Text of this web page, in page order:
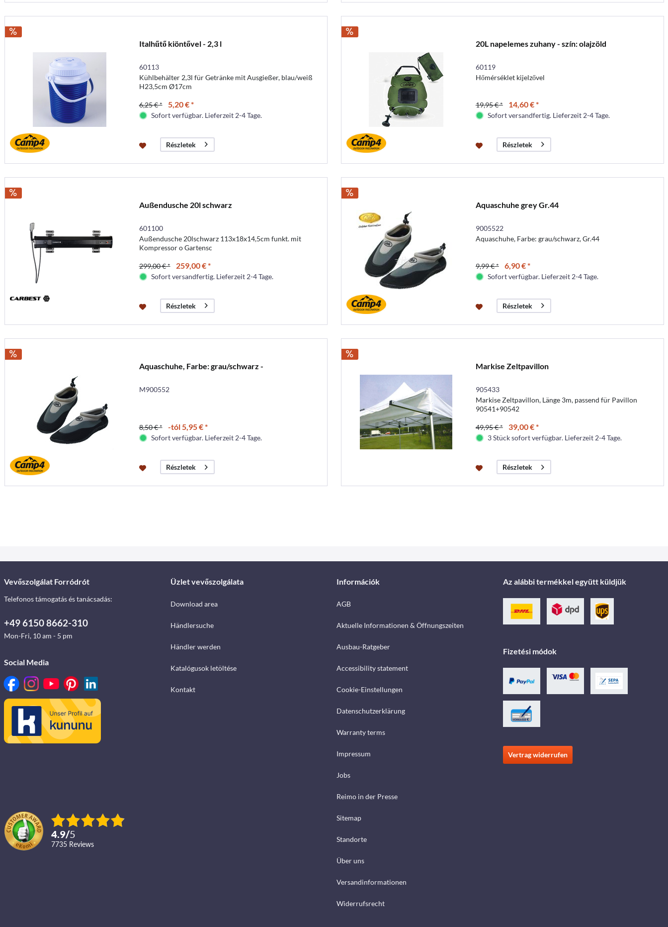
Italhűtő kiöntővel - 2,3 l
60113
Kühlbehälter 2,3l für Getränke mit Ausgießer, blau/weiß
H23,5cm Ø17cm
6,25 € * 5,20 € *
Sofort verfügbar. Lieferzeit 2-4 Tage.
Részletek
20L napelemes zuhany - szín: olajzöld
60119
Hőmérséklet kijelzővel
19,95 € * 14,60 € *
Sofort versandfertig. Lieferzeit 2-4 Tage.
Részletek
Außendusche 20l schwarz
601100
Außendusche 20lschwarz 113x18x14,5cm funkt. mit
Kompressor o Gartensc
299,00 € * 259,00 € *
Sofort versandfertig. Lieferzeit 2-4 Tage.
Részletek
Aquaschuhe grey Gr.44
9005522
Aquaschuhe, Farbe: grau/schwarz, Gr.44
9,99 € * 6,90 € *
Sofort verfügbar. Lieferzeit 2-4 Tage.
Részletek
Aquaschuhe, Farbe: grau/schwarz -
M900552
8,50 € * -tól 5,95 € *
Sofort verfügbar. Lieferzeit 2-4 Tage.
Részletek
Markise Zeltpavillon
905433
Markise Zeltpavillon, Länge 3m, passend für Pavillon
90541+90542
49,95 € * 39,00 € *
3 Stück sofort verfügbar. Lieferzeit 2-4 Tage.
Részletek
Vevőszolgálat Forródrót
Telefonos támogatás és tanácsadás:
+49 6150 8662-310
Mon-Fri, 10 am - 5 pm
Social Media
4.9/5
7735 reviews
Üzlet vevőszolgálata
Download area
Händlersuche
Händler werden
Katalógusok letöltése
Kontakt
Információk
AGB
Aktuelle Informationen & Öffnungszeiten
Ausbau-Ratgeber
Accessibility statement
Cookie-Einstellungen
Datenschutzerklärung
Warranty terms
Impressum
Jobs
Reimo in der Presse
Sitemap
Standorte
Über uns
Versandinformationen
Widerrufsrecht
Az alábbi termékkel együtt küldjük
Fizetési módok
Vertrag widerrufen